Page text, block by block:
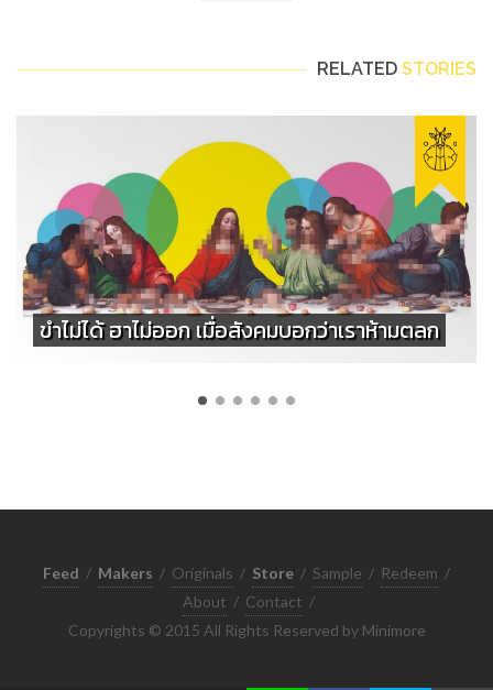
RELATED STORIES
ขำไม่ได้ ฮาไม่ออก เมื่อสังคมบอกว่าเราห้ามตลก
Feed / Makers / Originals / Store / Sample / Redeem /
About / Contact /
Copyrights © 2015 All Rights Reserved by Minimore